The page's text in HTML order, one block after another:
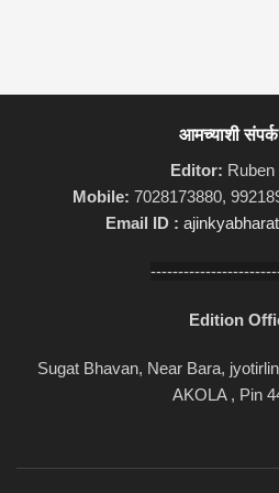
आमच्याशी संपर्क
Editor: Ruben
Mobile: 7028173880,
Email ID :
Edition
Sugat Bhavan, Near Bara,
AKOLA , Pin